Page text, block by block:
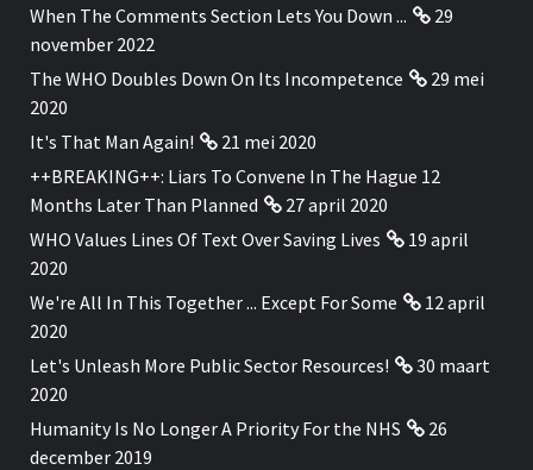
When The Comments Section Lets You Down ...
29
november 2022
The WHO Doubles Down On Its Incompetence
29 mei
2020
It's That Man Again!
21 mei 2020
++BREAKING++: Liars To Convene In The Hague 12
Months Later Than Planned
27 april 2020
WHO Values Lines Of Text Over Saving Lives
19 april
2020
We're All In This Together ... Except For Some
12 april
2020
Let's Unleash More Public Sector Resources!
30 maart
2020
Humanity Is No Longer A Priority For the NHS
26
december 2019